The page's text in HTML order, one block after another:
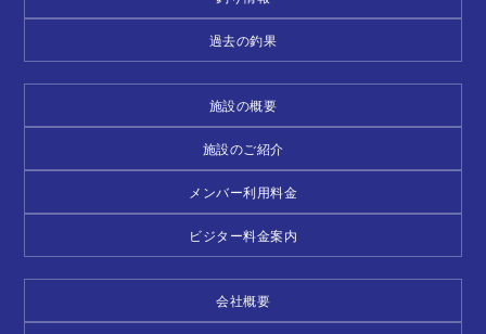
過去の釣果
施設の概要
施設のご紹介
メンバー利用料金
ビジター料金案内
会社概要